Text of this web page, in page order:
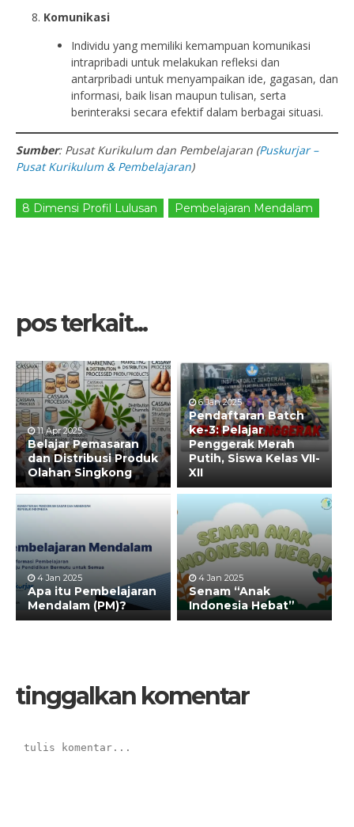
Komunikasi
Individu yang memiliki kemampuan komunikasi
intrapribadi untuk melakukan refleksi dan
antarpribadi untuk menyampaikan ide, gagasan, dan
informasi, baik lisan maupun tulisan, serta
berinteraksi secara efektif dalam berbagai situasi.
Sumber: Pusat Kurikulum dan Pembelajaran (Puskurjar –
Pusat Kurikulum & Pembelajaran)
8 Dimensi Profil Lulusan Pembelajaran Mendalam
pos terkait...
11 Apr 2025
Belajar Pemasaran
dan Distribusi Produk
Olahan Singkong
6 Jan 2025
Pendaftaran Batch
ke-3: Pelajar
Penggerak Merah
Putih, Siswa Kelas VII-
XII
4 Jan 2025
Apa itu Pembelajaran
Mendalam (PM)?
4 Jan 2025
Senam “Anak
Indonesia Hebat”
tinggalkan komentar